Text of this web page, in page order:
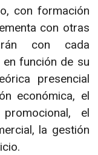
con formación
con otras
con cada
función de su
presencial
económica, el
el
la gestión